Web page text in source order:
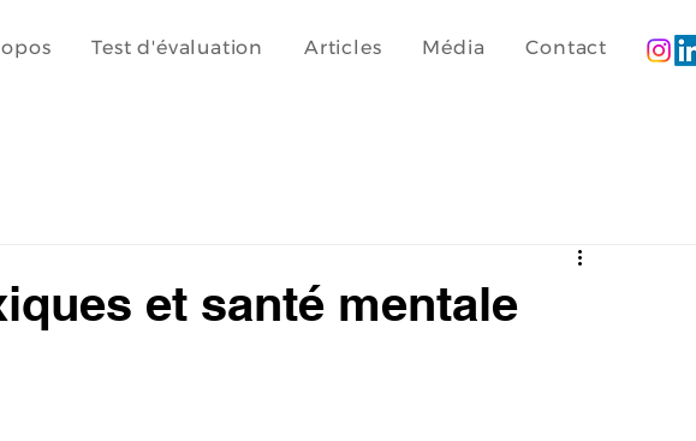
Test d'évaluation Articles Média Contact
et santé mentale